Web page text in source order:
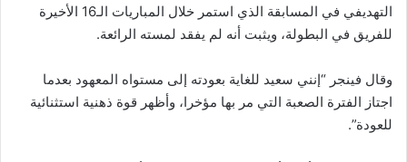
التهديفي في المسابقة الذي استمر خلال المباريات الـ16 الأخيرة
للفريق في البطولة، ويثبت أنه لم يفقد لمسته الرائعة.
وقال فينجر “إنني سعيد للغاية بعودته إلى مستواه المعهود بعدما
اجتاز الفترة الصعبة التي مر بها مؤخرا، وأظهر قوة ذهنية استثنائية
للعودة”.